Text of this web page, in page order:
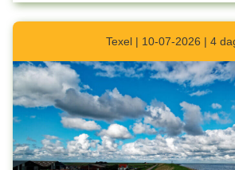
Texel | 10-07-2026 | 4